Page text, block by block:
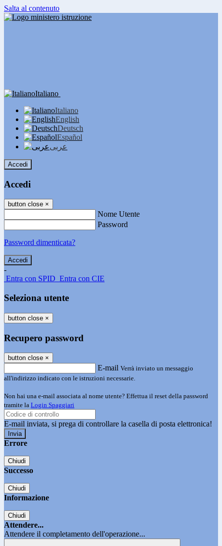
Salta al contenuto
Italiano
Italiano
English
Deutsch
Español
عربى
Accedi
Accedi
button close ×
Nome Utente
Password
Password dimenticata?
-
Entra con SPID Entra con CIE
Seleziona utente
button close ×
Recupero password
button close ×
E-mail Verrà inviato un messaggio
all'indirizzo indicato con le istruzioni necessarie.
Non hai una e-mail associata al nome utente? Effettua il reset della password
tramite la Login Spaggiari
E-mail inviata, si prega di controllare la casella di posta elettronica!
Errore
Chiudi
Successo
Chiudi
Informazione
Chiudi
Attendere...
Attendere il completamento dell'operazione...